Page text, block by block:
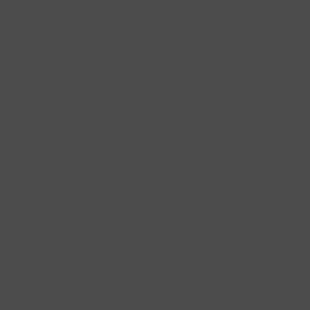
Jahren ihre Endhöhe von 2 bis 5 Metern. In
Höhe und zeigt sich mit einer formschönen,
der sich im Laufe der Jahre zunehmend
im gesamten Jahresverlauf mit ihrer
wirkt im Zusammenspiel mit dem Blattwerk
Oberseite leuchtet dunkelgrün und bildet einen